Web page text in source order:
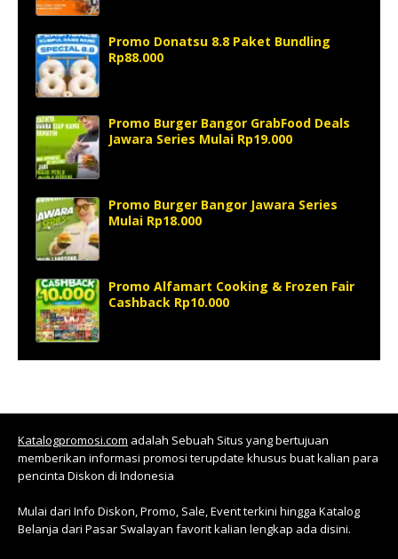
Promo Donatsu 8.8 Paket Bundling
Rp88.000
Promo Burger Bangor GrabFood Deals
Jawara Series Mulai Rp19.000
Promo Burger Bangor Jawara Series
Mulai Rp18.000
Promo Alfamart Cooking & Frozen Fair
Cashback Rp10.000
Katalogpromosi.com adalah Sebuah Situs yang bertujuan
memberikan informasi promosi terupdate khusus buat kalian para
pencinta Diskon di Indonesia
Mulai dari Info Diskon, Promo, Sale, Event terkini hingga Katalog
Belanja dari Pasar Swalayan favorit kalian lengkap ada disini.